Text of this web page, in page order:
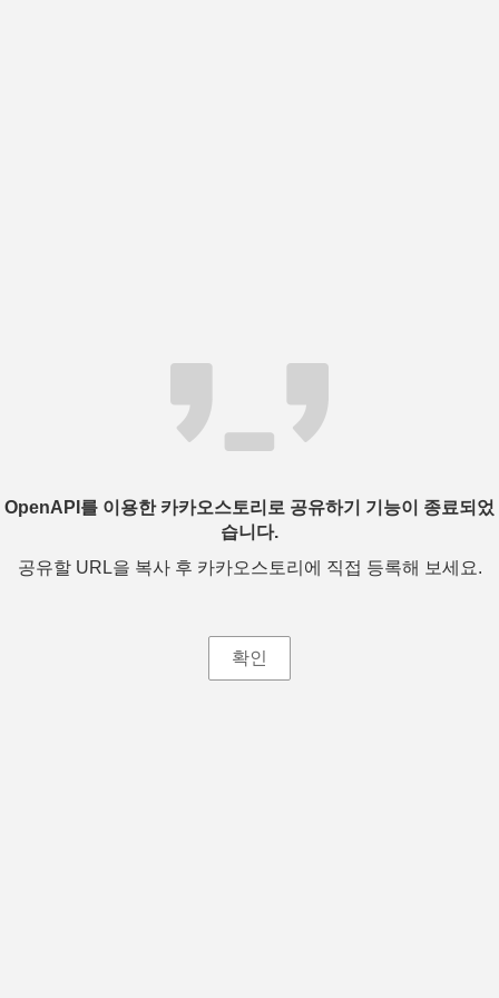
OpenAPI를 이용한 카카오스토리로 공유하기 기능이 종료되었
습니다.
공유할 URL을 복사 후 카카오스토리에 직접 등록해 보세요.
확인